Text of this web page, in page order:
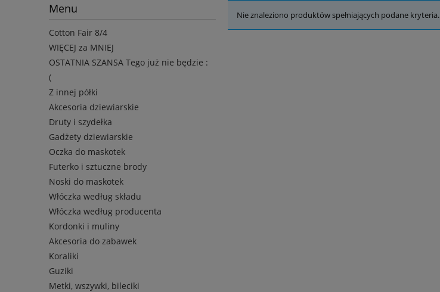
Menu
Cotton Fair 8/4
WIĘCEJ za MNIEJ
OSTATNIA SZANSA Tego już nie będzie :
(
Z innej półki
Akcesoria dziewiarskie
Druty i szydełka
Gadżety dziewiarskie
Oczka do maskotek
Futerko i sztuczne brody
Noski do maskotek
Włóczka według składu
Włóczka według producenta
Kordonki i muliny
Akcesoria do zabawek
Koraliki
Guziki
Metki, wszywki, bileciki
Nie znaleziono produktów spełniających podane kryteria.